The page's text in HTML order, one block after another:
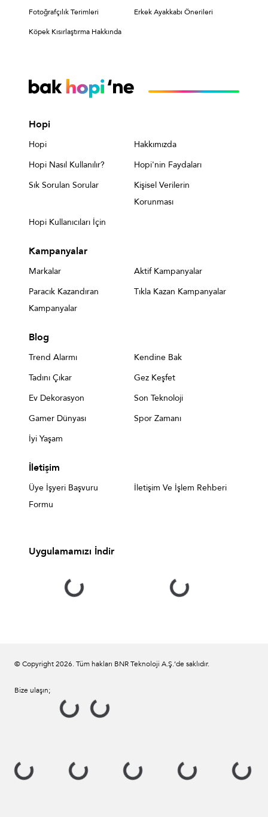
Fotoğrafçılık Terimleri Erkek Ayakkabı Önerileri
Köpek Kısırlaştırma Hakkında
Hopi
Hopi
Hakkımızda
Hopi Nasıl Kullanılır?
Hopi'nin Faydaları
Sık Sorulan Sorular
Kişisel Verilerin
Korunması
Hopi Kullanıcıları İçin
Kampanyalar
Markalar
Aktif Kampanyalar
Paracık Kazandıran
Kampanyalar
Tıkla Kazan Kampanyalar
Blog
Trend Alarmı
Kendine Bak
Tadını Çıkar
Gez Keşfet
Ev Dekorasyon
Son Teknoloji
Gamer Dünyası
Spor Zamanı
İyi Yaşam
İletişim
Üye İşyeri Başvuru
Formu
İletişim Ve İşlem Rehberi
Uygulamamızı İndir
© Copyright2026. Tüm hakları BNR Teknoloji A.Ş.’de saklıdır.
Bize ulaşın;